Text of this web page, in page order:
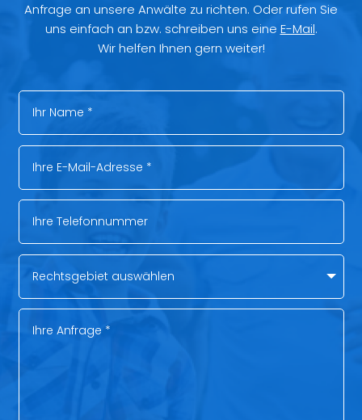
Anfrage an unsere Anwälte zu richten. Oder rufen Sie
uns einfach an bzw. schreiben uns eine E-Mail.
Wir helfen Ihnen gern weiter!